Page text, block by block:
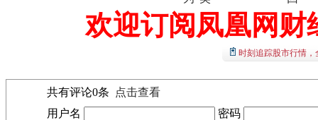
欢迎订阅凤凰网财
时刻追踪股市行情
共有评论0条
点击查看
用户名
密码